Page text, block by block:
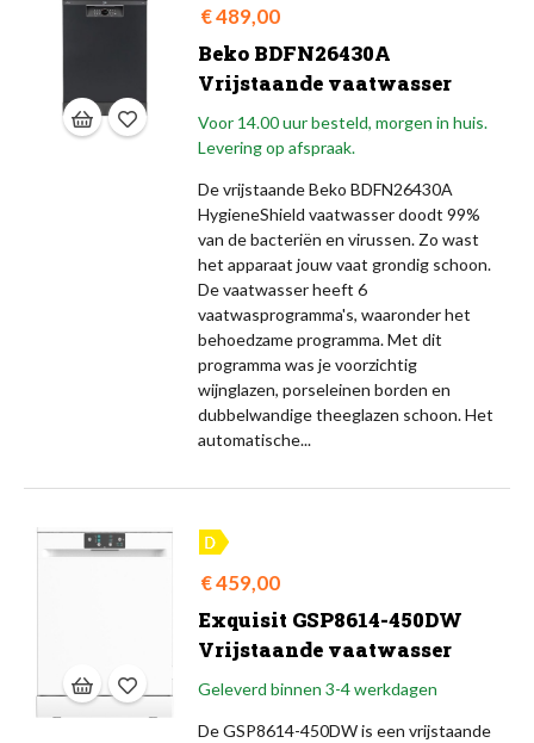
Prijs
€ 489,00
Beko BDFN26430A
Vrijstaande vaatwasser
Voor 14.00 uur besteld, morgen in huis.
Levering op afspraak.
De vrijstaande Beko BDFN26430A
HygieneShield vaatwasser doodt 99%
van de bacteriën en virussen. Zo wast
het apparaat jouw vaat grondig schoon.
De vaatwasser heeft 6
vaatwasprogramma's, waaronder het
behoedzame programma. Met dit
programma was je voorzichtig
wijnglazen, porseleinen borden en
dubbelwandige theeglazen schoon. Het
automatische...
Prijs
€ 459,00
Exquisit GSP8614-450DW
Vrijstaande vaatwasser
Geleverd binnen 3-4 werkdagen
De GSP8614-450DW is een vrijstaande